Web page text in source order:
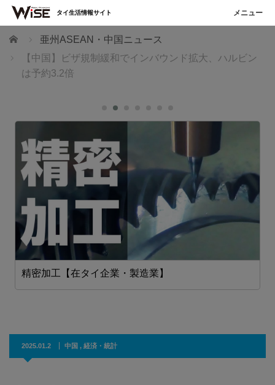
ホーム
亜州ASEAN・中国ニュース
【中国】ビザ規制緩和でインバウンド拡大、ハルビン
は予約3.2倍
精密加工【在タイ企業・製造業】
2025.01.2 中国 , 経済・統計
タイ生活情報サイト